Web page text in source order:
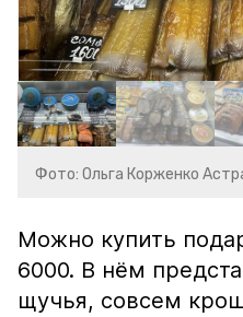
Фото: Ольга Корженко
Можно купить
6000. В нём
щучья, совсем